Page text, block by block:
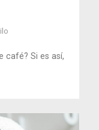
café? Si es así,